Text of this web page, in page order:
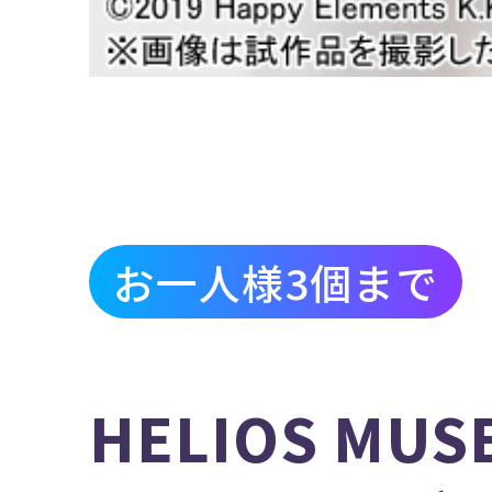
お一人様3個まで
HELIOS